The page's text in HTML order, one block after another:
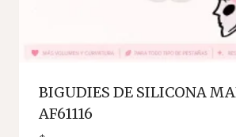
BIGUDIES DE SILICONA
AF61116